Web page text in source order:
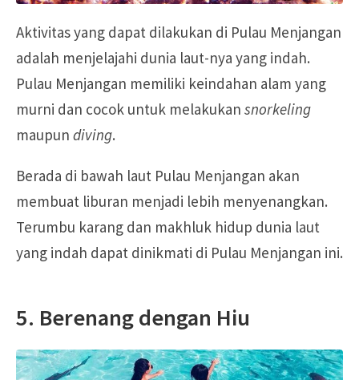
Aktivitas yang dapat dilakukan di Pulau Menjangan
adalah menjelajahi dunia laut-nya yang indah.
Pulau Menjangan memiliki keindahan alam yang
murni dan cocok untuk melakukan snorkeling
maupun diving.
Berada di bawah laut Pulau Menjangan akan
membuat liburan menjadi lebih menyenangkan.
Terumbu karang dan makhluk hidup dunia laut
yang indah dapat dinikmati di Pulau Menjangan ini.
5. Berenang dengan Hiu